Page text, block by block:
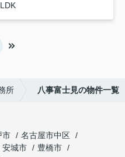
所 八事富士見の物件一覧
市
名古屋市中区
安城市
豊橋市